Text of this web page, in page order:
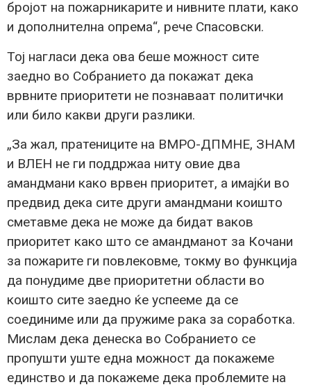
бројот на пожарникарите и нивните плати, како
и дополнителна опрема“, рече Спасовски.
Тој нагласи дека ова беше можност сите
заедно во Собранието да покажат дека
врвните приоритети не познаваат политички
или било какви други разлики.
„За жал, пратениците на ВМРО-ДПМНЕ, ЗНАМ
и ВЛЕН не ги поддржаа ниту овие два
амандмани како врвен приоритет, а имајќи во
предвид дека сите други амандмани коишто
сметавме дека не може да бидат ваков
приоритет како што се амандманот за Кочани
за пожарите ги повлековме, токму во функција
да понудиме две приоритетни области во
коишто сите заедно ќе успееме да се
соединиме или да пружиме рака за соработка.
Мислам дека денеска во Собранието се
пропушти уште една можност да покажеме
единство и да покажеме дека проблемите на